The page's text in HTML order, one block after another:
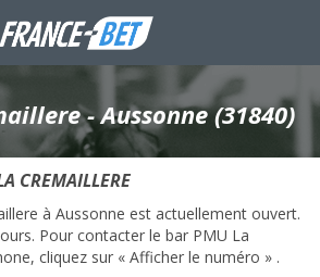
- Aussonne (31840)
CREMAILLERE
à Aussonne est actuellement ouvert.
Pour contacter le bar PMU La
cliquez sur « Afficher le numéro » .